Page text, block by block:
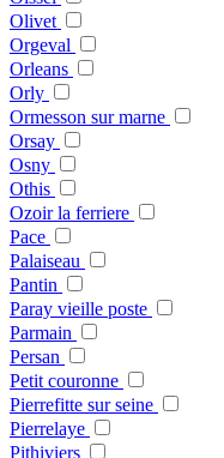
Olivet
Orgeval
Orleans
Orly
Ormesson sur marne
Orsay
Osny
Othis
Ozoir la ferriere
Pace
Palaiseau
Pantin
Paray vieille poste
Parmain
Persan
Petit couronne
Pierrefitte sur seine
Pierrelaye
Pithiviers